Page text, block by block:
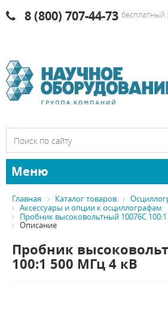
8 (800) 707-44-73 бесплатный
Меню
Главная Каталог товаров
Аксессуары и опции к осциллографам
Пробник высоковольтный 10076C
Описание
Пробник
100:1 500 МГц 4 кВ